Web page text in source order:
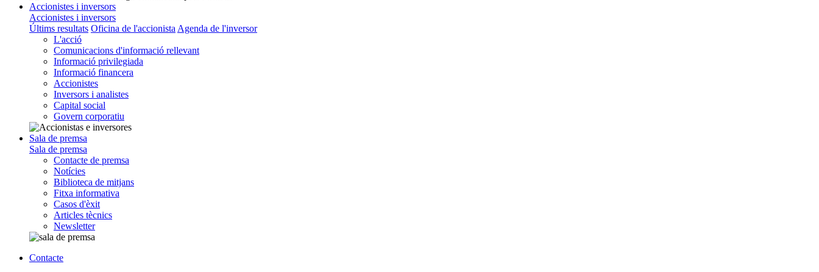
Accionistes i inversors
Accionistes i inversors
Últims resultats Oficina de l'accionista Agenda de l'inversor
L'acció
Comunicacions d'informació rellevant
Informació privilegiada
Informació financera
Accionistes
Inversors i analistes
Capital social
Govern corporatiu
Sala de premsa
Sala de premsa
Contacte de premsa
Notícies
Biblioteca de mitjans
Fitxa informativa
Casos d'èxit
Articles tècnics
Newsletter
Contacte